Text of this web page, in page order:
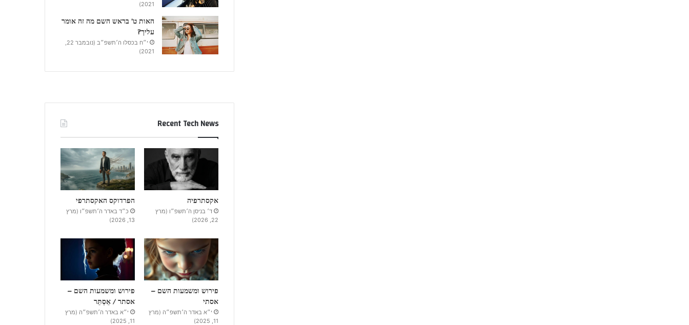
2021)
האות ט’ בראש השם מה זה אומר
עליך?
י״ח בכסלו ה׳תשפ״ב (נובמבר 22,
2021)
Recent Tech News
אקסתרפיה
ד׳ בניסן ה׳תשפ״ו (מרץ
22, 2026)
הפרדוקס האקסתרפי
כ״ד באדר ה׳תשפ״ו (מרץ
13, 2026)
פירוש ומשמעות השם –
אסתי
י״א באדר ה׳תשפ״ה (מרץ
11, 2025)
פירוש ומשמעות השם –
אסתר / אֵסְתֵּר
י״א באדר ה׳תשפ״ה (מרץ
11, 2025)